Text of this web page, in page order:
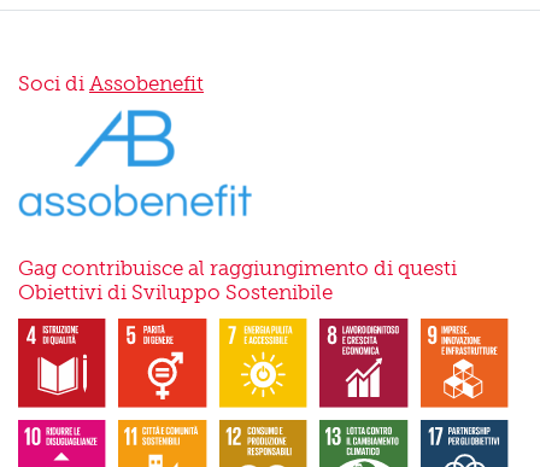
Soci di Assobenefit
Gag contribuisce al raggiungimento di questi
Obiettivi di Sviluppo Sostenibile